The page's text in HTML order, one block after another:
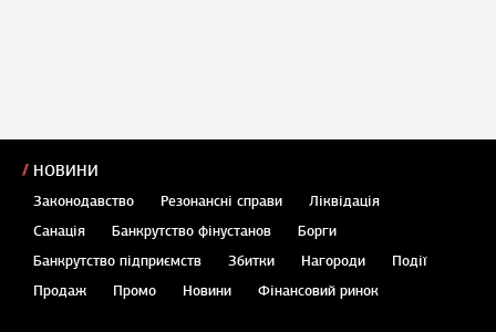
НОВИНИ
Законодавство Резонансні справи
Ліквідація
Санація
Банкрутство фінустанов
Борги
Банкрутство підприємств
Збитки Нагороди
Події
Продаж
Промо Новини Фінансовий ринок